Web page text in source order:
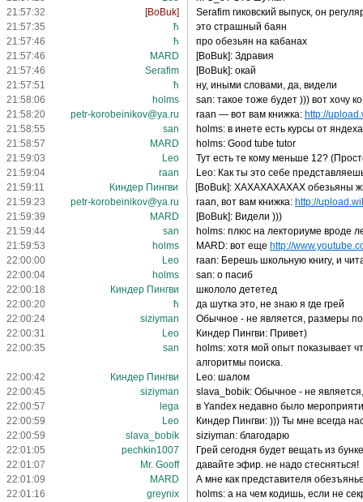
21:57:32
[BoBuk]
Serafim гиковский выпуск, он
21:57:35
ħ
это страшный баян
21:57:46
ħ
про обезьян на кабанах
21:57:46
MARD
[BoBuk]: Здравия
21:57:46
Serafim
[BoBuk]: окай
21:57:51
ħ
ну, иными словами, да, видели
21:58:06
holms
san: такое тоже будет ))) вот хочу
21:58:20
petr-korobeinikov@ya.ru raan — вот вам книжка: http://
21:58:55
san
holms: в инете есть курсы от
21:58:57
MARD
holms: Good tube tutor
21:59:03
Leo
Тут есть те кому меньше 12?
21:59:04
raan
Leo: Как ты это себе
21:59:11
Киндер Пингви
[BoBuk]: ХАХАХАХАХАХ обезьяны
21:59:23
petr-korobeinikov@ya.ru raan, вот вам книжка: http://
21:59:39
MARD
[BoBuk]: Видели )))
21:59:44
san
holms: плюс на лекториуме вроде
21:59:53
holms MARD: вот еще http://
22:00:00
Leo
raan: Берешь школьную книгу, и
22:00:04
holms
san: о пасиб
22:00:18
Киндер Пингви
школоло дететед
22:00:20
ħ
да шутка это, не знаю я где грей
22:00:24
siziyman
Обычное - не является, размеры
22:00:31
Leo
Киндер Пингви: Привет)
22:00:35
san
holms: хотя мой опыт показывает
алгоритмы поиска.
22:00:42
Киндер Пингви
Leo: шалом
22:00:45
siziyman
slava_bobik: Обычное - не
22:00:57
lega
в Yandex недавно было
22:00:59
Leo
Киндер Пингви: ))) Ты мне всегда
22:00:59
slava_bobik
siziyman: благодарю
22:01:05
pechkin1007
Грей сегодня будет вещать из
22:01:07
Mr. Gooff
давайте эфир. не надо стесняться!
22:01:09
MARD
А мне как представителя
22:01:16
greynix
holms: а на чем кодишь, если не